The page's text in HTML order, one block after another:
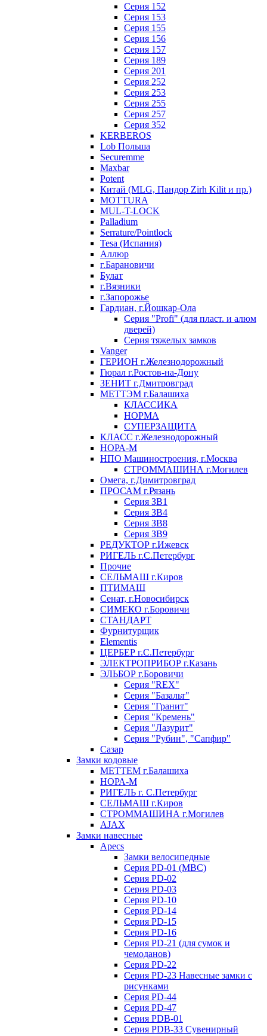
Серия 152
Серия 153
Серия 155
Серия 156
Серия 157
Серия 189
Серия 201
Серия 252
Серия 253
Серия 255
Серия 257
Серия 352
KERBEROS
Lob Польша
Securemme
Maxbar
Potent
Китай (MLG, Пандор Zirh Kilit и пр.)
MOTTURA
MUL-T-LOCK
Palladium
Serrature/Pointlock
Tesa (Испания)
Аллюр
г.Барановичи
Булат
г.Вязники
г.Запорожье
Гардиан, г.Йошкар-Ола
Серия "Profi" (для пласт. и алюм
дверей)
Серия тяжелых замков
Vanger
ГЕРИОН г.Железнодорожный
Гюрал г.Ростов-на-Дону
ЗЕНИТ г.Дмитровград
МЕТТЭМ г.Балашиха
КЛАССИКА
НОРМА
СУПЕРЗАЩИТА
КЛАСС г.Железнодорожный
НОРА-М
НПО Машиностроения, г.Москва
СТРОММАШИНА г.Могилев
Омега, г.Димитровград
ПРОСАМ г.Рязань
Серия ЗВ1
Серия ЗВ4
Серия ЗВ8
Серия ЗВ9
РЕДУКТОР г.Ижевск
РИГЕЛЬ г.С.Петербург
Прочие
СЕЛЬМАШ г.Киров
ПТИМАШ
Сенат, г.Новосибирск
СИМЕКО г.Боровичи
СТАНДАРТ
Фурнитурщик
Elementis
ЦЕРБЕР г.С.Петербург
ЭЛЕКТРОПРИБОР г.Казань
ЭЛЬБОР г.Боровичи
Серия "REX"
Серия "Базальт"
Серия "Гранит"
Серия "Кремень"
Серия "Лазурит"
Серия "Рубин", "Сапфир"
Сазар
Замки кодовые
МЕТТЕМ г.Балашиха
НОРА-М
РИГЕЛЬ г. С.Петербург
СЕЛЬМАШ г.Киров
СТРОММАШИНА г.Могилев
AJAX
Замки навесные
Apecs
Замки велосипедные
Серия PD-01 (МВС)
Серия PD-02
Серия PD-03
Серия PD-10
Серия PD-14
Серия PD-15
Серия PD-16
Серия PD-21 (для сумок и
чемоданов)
Серия PD-22
Серия PD-23 Навесные замки с
рисунками
Серия PD-44
Серия PD-47
Серия PDB-01
Серия PDB-33 Сувенирный